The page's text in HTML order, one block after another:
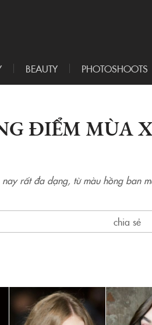
BEAUTY PHOTOSHOOTS
ĐIỂM MÙA
rất đa dạng, từ màu hồng ban
chia sẻ